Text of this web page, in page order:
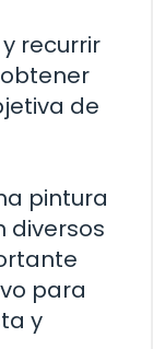
recurrir
de
pintura
diversos
para
y